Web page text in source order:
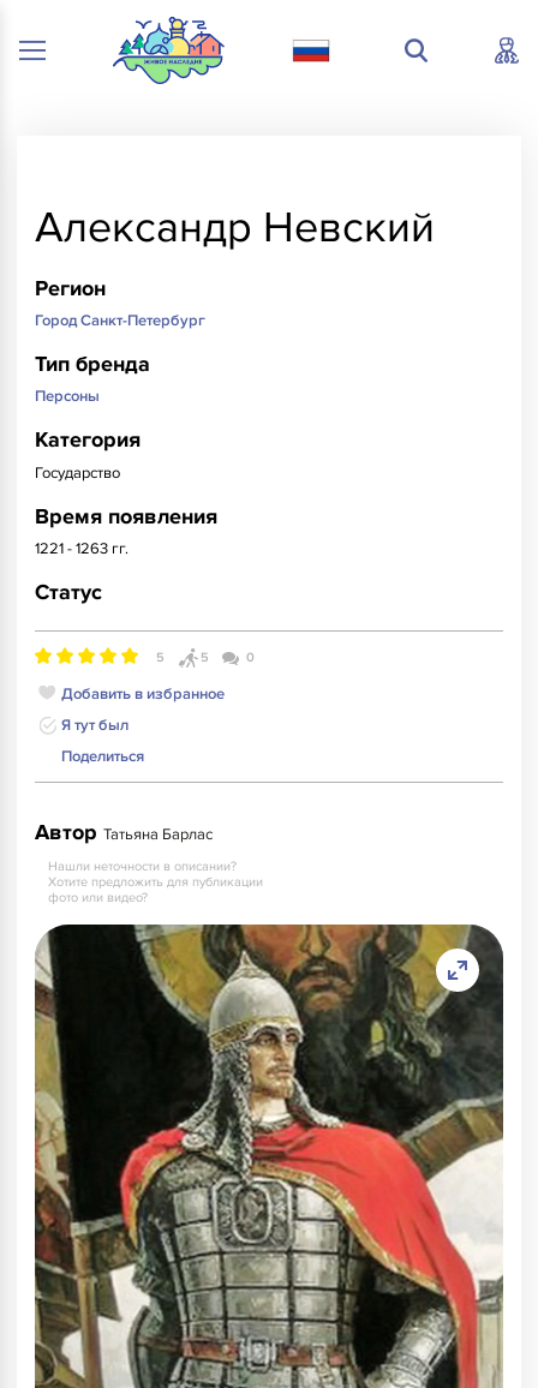
Александр Невский
Регион
Город Санкт-Петербург
Тип бренда
Персоны
Категория
Государство
Время появления
1221 - 1263 гг.
Статус
5 5 0
Добавить в избранное
Я тут был
Поделиться
Автор Татьяна Барлас
Нашли неточности в описании?
Хотите предложить для публикации
фото или видео?